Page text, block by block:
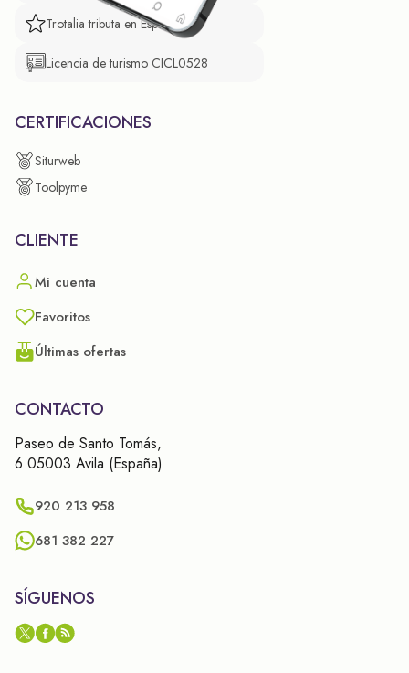
Trotalia tributa en España
Licencia de turismo CICL0528
CERTIFICACIONES
Siturweb
Toolpyme
CLIENTE
Mi cuenta
Favoritos
Últimas ofertas
CONTACTO
Paseo de Santo Tomás,
6 05003 Avila (España)
920 213 958
681 382 227
SÍGUENOS